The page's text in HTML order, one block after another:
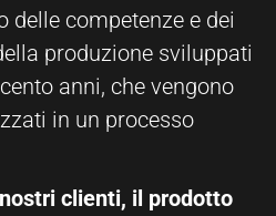
delle competenze e dei
produzione sviluppati
anni, che vengono
in un processo
clienti, il prodotto